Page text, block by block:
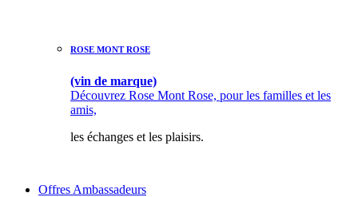
ROSE MONT ROSE
(vin de marque)
Découvrez Rose Mont Rose, pour les familles et les
amis,
les échanges et les plaisirs.
Offres Ambassadeurs